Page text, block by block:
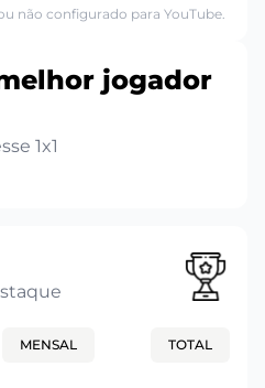
não configurado para YouTube.
jogador
1x1
MENSAL TOTAL